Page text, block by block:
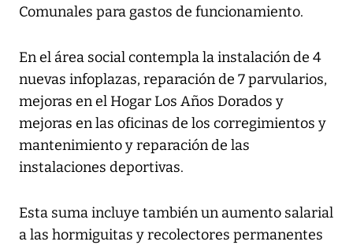
Comunales para gastos de funcionamiento.
En el área social contempla la instalación de 4
nuevas infoplazas, reparación de 7 parvularios,
mejoras en el Hogar Los Años Dorados y
mejoras en las oficinas de los corregimientos y
mantenimiento y reparación de las
instalaciones deportivas.
Esta suma incluye también un aumento salarial
a las hormiguitas y recolectores permanentes